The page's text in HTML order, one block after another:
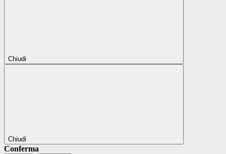
Chiudi
Chiudi
Conferma